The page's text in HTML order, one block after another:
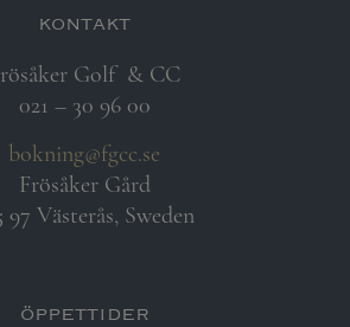
kontakt
Golf & CC
021 – 30 96 00
bokning@fgcc.se
Frösåker Gård
97 Västerås, Sweden
öppettider